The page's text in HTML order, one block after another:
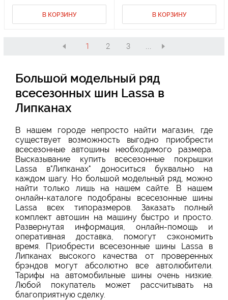
В КОРЗИНУ В КОРЗИНУ
1 2 3 ...
Большой модельный ряд
всесезонных шин Lassa в
Липканах
В нашем городе непросто найти магазин, где
существует возможность выгодно приобрести
всесезонные автошины необходимого размера.
Высказывание купить всесезонные покрышки
Lassa в"Липканах" доноситься буквально на
каждом шагу. Но большой модельный ряд, можно
найти только лишь на нашем сайте. В нашем
онлайн-каталоге подобраны всесезонные шины
Lassa всех типоразмеров. Заказать полный
комплект автошин на машину быстро и просто.
Развернутая информация, онлайн-помощь и
оперативная доставка, помогут сэкономить
время. Приобрести всесезонные шины Lassa в
Липканах высокого качества от проверенных
брэндов могут абсолютно все автолюбители.
Тарифы на автомобильные шины очень низкие.
Любой покупатель может рассчитывать на
благоприятную сделку.